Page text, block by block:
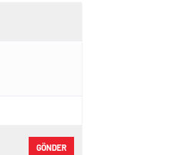
GÖNDER